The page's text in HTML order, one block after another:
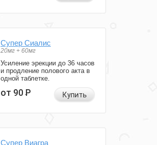
Супер Сиалис
20мг + 60мг
Усиление эрекции до 36 часов
и продление полового акта в
одной таблетке.
от 90Р Купить
Супер Виагра